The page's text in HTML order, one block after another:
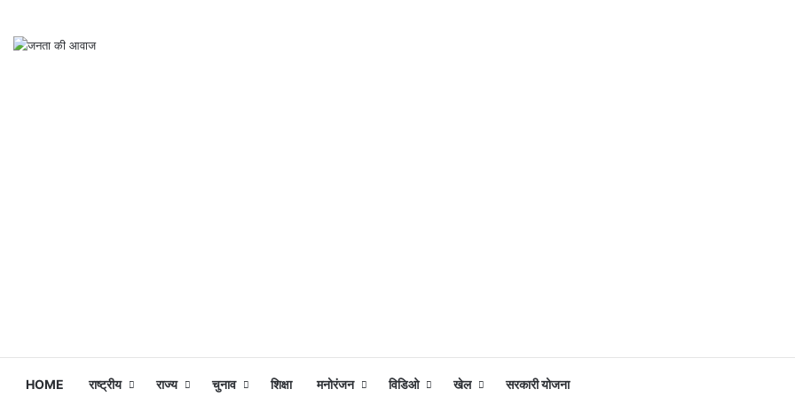
HOME राष्ट्रीय राज्य चुनाव शिक्षा मनोरंजन विडिओ खेल सरकारी योजना